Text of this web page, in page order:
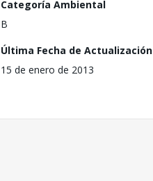
Categoría Ambiental
B
Última Fecha de Actualización
15 de enero de 2013